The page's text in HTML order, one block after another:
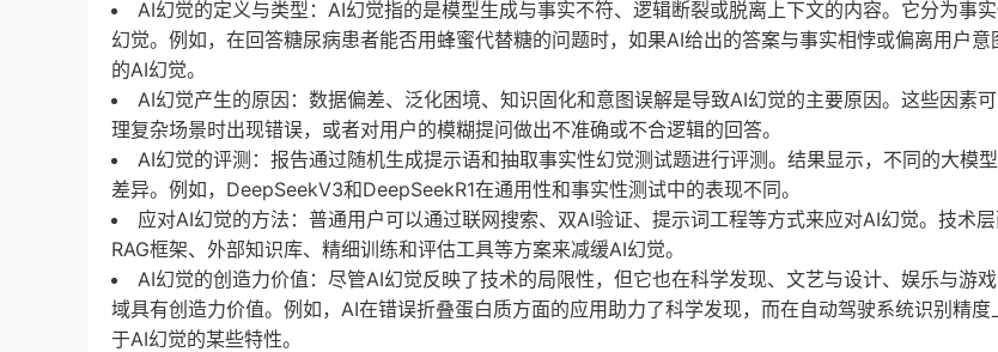
AI幻觉的定义与类型：AI幻觉指的是模型生成与事实不符、逻辑断裂或脱离上下文的内容。它分为事
幻觉。例如，在回答糖尿病患者能否用蜂蜜代替糖的问题时，如果AI给出的答案与事实相悖或偏离用户意
的AI幻觉。
AI幻觉产生的原因：数据偏差、泛化困境、知识固化和意图误解是导致AI幻觉的主要原因。这些因素
理复杂场景时出现错误，或者对用户的模糊提问做出不准确或不合逻辑的回答。
AI幻觉的评测：报告通过随机生成提示语和抽取事实性幻觉测试题进行评测。结果显示，不同的大模
差异。例如，DeepSeekV3和DeepSeekR1在通用性和事实性测试中的表现不同。
应对AI幻觉的方法：普通用户可以通过联网搜索、双AI验证、提示词工程等方式来应对AI幻觉。技术
RAG框架、外部知识库、精细训练和评估工具等方案来减缓AI幻觉。
AI幻觉的创造力价值：尽管AI幻觉反映了技术的局限性，但它也在科学发现、文艺与设计、娱乐与游
域具有创造力价值。例如，AI在错误折叠蛋白质方面的应用助力了科学发现，而在自动驾驶系统识别精度
于AI幻觉的某些特性。